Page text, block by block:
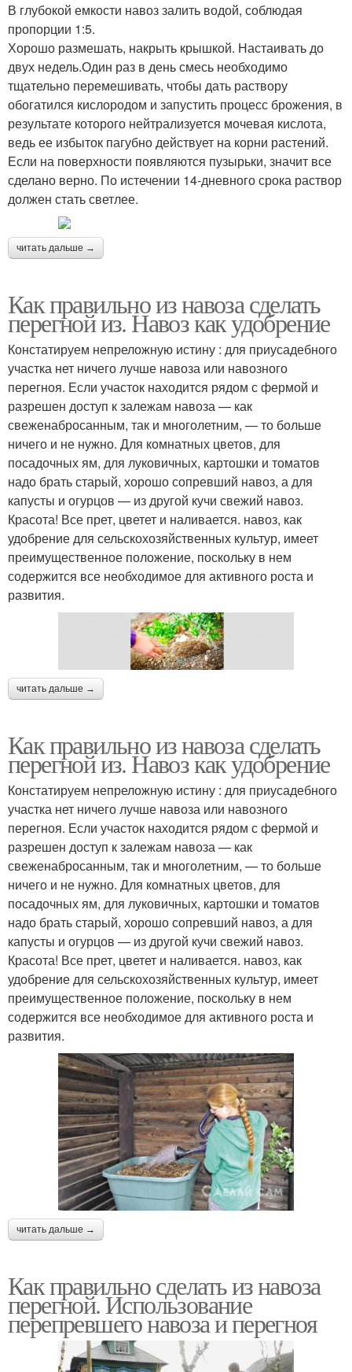
В глубокой емкости навоз залить водой, соблюдая
пропорции 1:5.
Хорошо размешать, накрыть крышкой. Настаивать до
двух недель.Один раз в день смесь необходимо
тщательно перемешивать, чтобы дать раствору
обогатился кислородом и запустить процесс брожения, в
результате которого нейтрализуется мочевая кислота,
ведь ее избыток пагубно действует на корни растений.
Если на поверхности появляются пузырьки, значит все
сделано верно. По истечении 14-дневного срока раствор
должен стать светлее.
читать дальше →
Как правильно из навоза сделать
перегной из. Навоз как удобрение
Констатируем непреложную истину : для приусадебного
участка нет ничего лучше навоза или навозного
перегноя. Если участок находится рядом с фермой и
разрешен доступ к залежам навоза — как
свеженабросанным, так и многолетним, — то больше
ничего и не нужно. Для комнатных цветов, для
посадочных ям, для луковичных, картошки и томатов
надо брать старый, хорошо сопревший навоз, а для
капусты и огурцов — из другой кучи свежий навоз.
Красота! Все прет, цветет и наливается. навоз, как
удобрение для сельскохозяйственных культур, имеет
преимущественное положение, поскольку в нем
содержится все необходимое для активного роста и
развития.
читать дальше →
Как правильно из навоза сделать
перегной из. Навоз как удобрение
Констатируем непреложную истину : для приусадебного
участка нет ничего лучше навоза или навозного
перегноя. Если участок находится рядом с фермой и
разрешен доступ к залежам навоза — как
свеженабросанным, так и многолетним, — то больше
ничего и не нужно. Для комнатных цветов, для
посадочных ям, для луковичных, картошки и томатов
надо брать старый, хорошо сопревший навоз, а для
капусты и огурцов — из другой кучи свежий навоз.
Красота! Все прет, цветет и наливается. навоз, как
удобрение для сельскохозяйственных культур, имеет
преимущественное положение, поскольку в нем
содержится все необходимое для активного роста и
развития.
читать дальше →
Как правильно сделать из навоза
перегной. Использование
перепревшего навоза и перегноя